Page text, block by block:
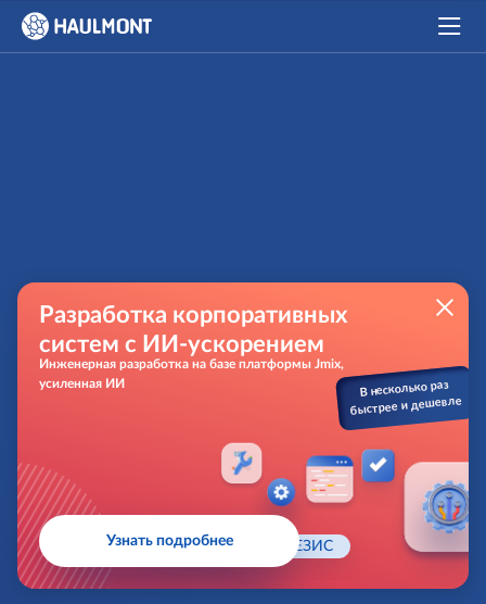
В несколько раз
быстрее и дешевле
Разработка корпоративных
систем с ИИ-ускорением
Инженерная разработка на базе платформы Jmix,
усиленная ИИ
Узнать подробнее
Главная ТЕЗИС